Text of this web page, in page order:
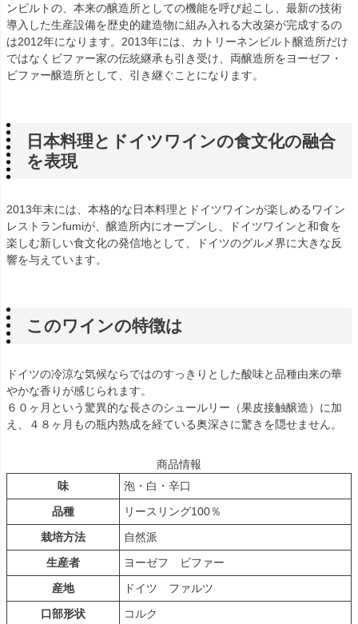
ンビルトの、本来の醸造所としての機能を呼び起こし、最新の技術
導入した生産設備を歴史的建造物に組み入れる大改築が完成するの
は2012年になります。2013年には、カトリーネンビルト醸造所だけ
ではなくビファー家の伝統継承も引き受け、両醸造所をヨーゼフ・
ビファー醸造所として、引き継ぐことになります。
日本料理とドイツワインの食文化の融合
を表現
2013年末には、本格的な日本料理とドイツワインが楽しめるワイン
レストランfumiが、醸造所内にオープンし、ドイツワインと和食を
楽しむ新しい食文化の発信地として、ドイツのグルメ界に大きな反
響を与えています。
このワインの特徴は
ドイツの冷涼な気候ならではのすっきりとした酸味と品種由来の華
やかな香りが感じられます。
６０ヶ月という驚異的な長さのシュールリー（果皮接触醸造）に加
え、４８ヶ月もの瓶内熟成を経ている奥深さに驚きを隠せません。
商品情報
味
泡・白・辛口
品種
リースリング100％
栽培方法
自然派
生産者
ヨーゼフ ビファー
産地
ドイツ ファルツ
口部形状
コルク